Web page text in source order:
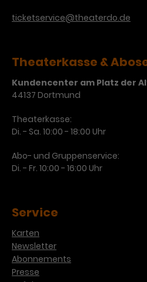
ticketservice@theaterdo.de
Theaterkasse &
Kundencenter am Platz der
44137 Dortmund
Theaterkasse:
Di. - Sa. 10:00 - 18:00 Uhr
Abo- und Gruppenservice:
Di. - Fr. 10:00 - 16:00 Uhr
Service
Karten
Newsletter
Abonnements
Presse